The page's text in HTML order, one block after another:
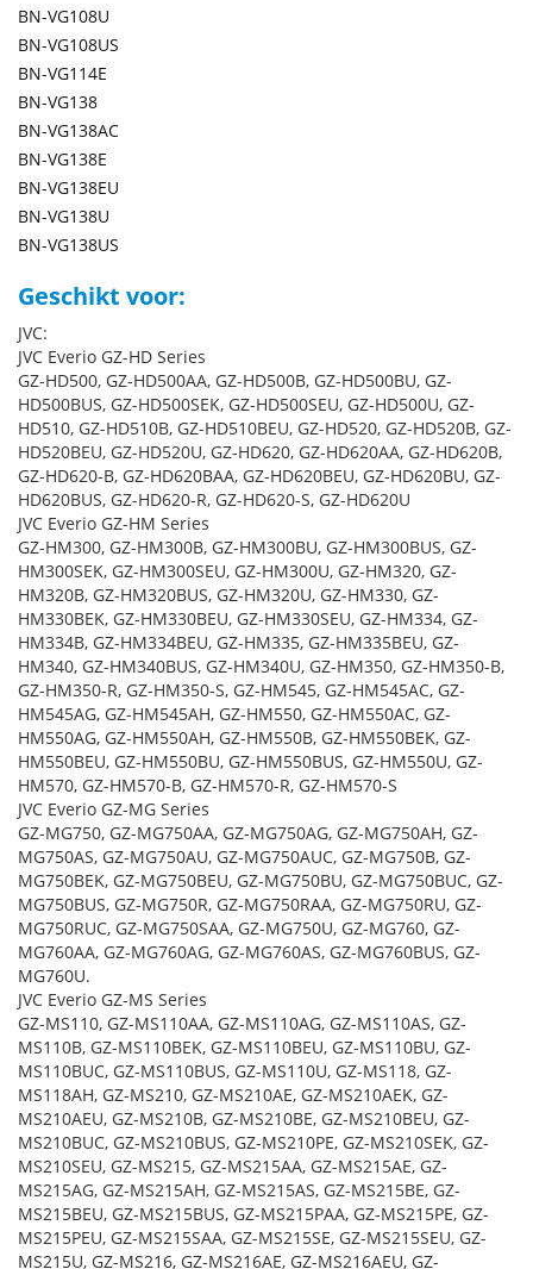
BN-VG108U
BN-VG108US
BN-VG114E
BN-VG138
BN-VG138AC
BN-VG138E
BN-VG138EU
BN-VG138U
BN-VG138US
Geschikt voor:
JVC:
JVC Everio GZ-HD Series
GZ-HD500, GZ-HD500AA, GZ-HD500B, GZ-HD500BU, GZ-
HD500BUS, GZ-HD500SEK, GZ-HD500SEU, GZ-HD500U, GZ-
HD510, GZ-HD510B, GZ-HD510BEU, GZ-HD520, GZ-HD520B, GZ-
HD520BEU, GZ-HD520U, GZ-HD620, GZ-HD620AA, GZ-HD620B,
GZ-HD620-B, GZ-HD620BAA, GZ-HD620BEU, GZ-HD620BU, GZ-
HD620BUS, GZ-HD620-R, GZ-HD620-S, GZ-HD620U
JVC Everio GZ-HM Series
GZ-HM300, GZ-HM300B, GZ-HM300BU, GZ-HM300BUS, GZ-
HM300SEK, GZ-HM300SEU, GZ-HM300U, GZ-HM320, GZ-
HM320B, GZ-HM320BUS, GZ-HM320U, GZ-HM330, GZ-
HM330BEK, GZ-HM330BEU, GZ-HM330SEU, GZ-HM334, GZ-
HM334B, GZ-HM334BEU, GZ-HM335, GZ-HM335BEU, GZ-
HM340, GZ-HM340BUS, GZ-HM340U, GZ-HM350, GZ-HM350-B,
GZ-HM350-R, GZ-HM350-S, GZ-HM545, GZ-HM545AC, GZ-
HM545AG, GZ-HM545AH, GZ-HM550, GZ-HM550AC, GZ-
HM550AG, GZ-HM550AH, GZ-HM550B, GZ-HM550BEK, GZ-
HM550BEU, GZ-HM550BU, GZ-HM550BUS, GZ-HM550U, GZ-
HM570, GZ-HM570-B, GZ-HM570-R, GZ-HM570-S
JVC Everio GZ-MG Series
GZ-MG750, GZ-MG750AA, GZ-MG750AG, GZ-MG750AH, GZ-
MG750AS, GZ-MG750AU, GZ-MG750AUC, GZ-MG750B, GZ-
MG750BEK, GZ-MG750BEU, GZ-MG750BU, GZ-MG750BUC, GZ-
MG750BUS, GZ-MG750R, GZ-MG750RAA, GZ-MG750RU, GZ-
MG750RUC, GZ-MG750SAA, GZ-MG750U, GZ-MG760, GZ-
MG760AA, GZ-MG760AG, GZ-MG760AS, GZ-MG760BUS, GZ-
MG760U.
JVC Everio GZ-MS Series
GZ-MS110, GZ-MS110AA, GZ-MS110AG, GZ-MS110AS, GZ-
MS110B, GZ-MS110BEK, GZ-MS110BEU, GZ-MS110BU, GZ-
MS110BUC, GZ-MS110BUS, GZ-MS110U, GZ-MS118, GZ-
MS118AH, GZ-MS210, GZ-MS210AE, GZ-MS210AEK, GZ-
MS210AEU, GZ-MS210B, GZ-MS210BE, GZ-MS210BEU, GZ-
MS210BUC, GZ-MS210BUS, GZ-MS210PE, GZ-MS210SEK, GZ-
MS210SEU, GZ-MS215, GZ-MS215AA, GZ-MS215AE, GZ-
MS215AG, GZ-MS215AH, GZ-MS215AS, GZ-MS215BE, GZ-
MS215BEU, GZ-MS215BUS, GZ-MS215PAA, GZ-MS215PE, GZ-
MS215PEU, GZ-MS215SAA, GZ-MS215SE, GZ-MS215SEU, GZ-
MS215U, GZ-MS216, GZ-MS216AE, GZ-MS216AEU, GZ-